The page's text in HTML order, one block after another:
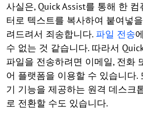
사실은, Quick Assist를 통해 한
터로 텍스트를 복사하여 붙여넣
려드려서 죄송합니다. 파일 전송
수 없는 것 같습니다. 따라서
파일을 전송하려면 이메일, 전화
어 플랫폼을 이용할 수 있습니다.
기 기능을 제공하는 원격 데스크
로 전환할 수도 있습니다.